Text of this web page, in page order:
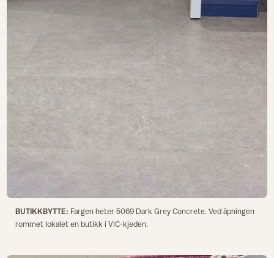
BUTIKKBYTTE: Fargen heter 5069 Dark Grey Concrete. Ved åpningen
rommet lokalet en butikk i VIC-kjeden.